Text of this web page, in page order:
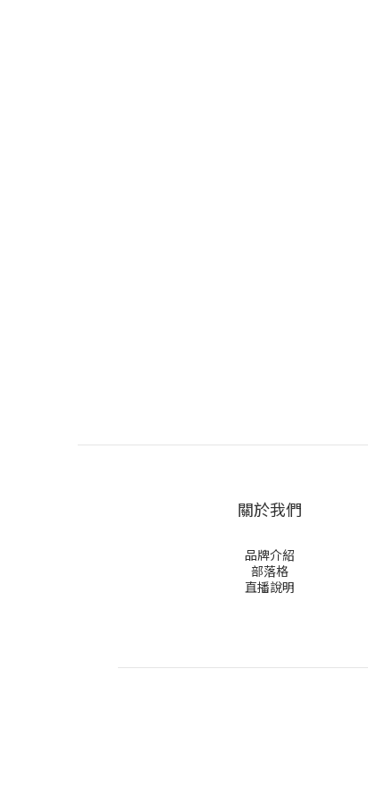
關於我們
品牌介紹
部落格
直播說明